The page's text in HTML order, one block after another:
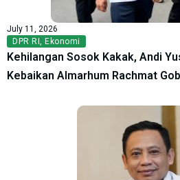
July 11, 2026
DPR RI , Ekonomi
Kehilangan Sosok Kakak, Andi
Kebaikan Almarhum Rachmat